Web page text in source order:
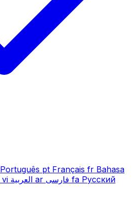
Português pt Français fr Bahasa
vi العربية ar فارسی fa Русский